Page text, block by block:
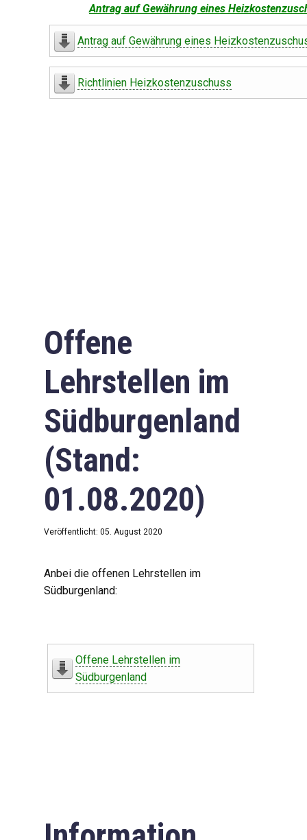
Antrag auf Gewährung eines
Antrag auf Gewährung eines
Richtlinien Heizkostenzuschuss
Offene
Lehrstellen im
Südburgenland
(Stand:
01.08.2020)
Veröffentlicht: 05. August 2020
Anbei die offenen Lehrstellen im
Südburgenland:
Offene Lehrstellen im
Südburgenland